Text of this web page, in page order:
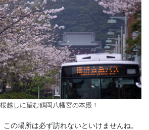
越しに望む鶴岡八幡宮の本殿！
の場所は必ず訪れないといけませんね。